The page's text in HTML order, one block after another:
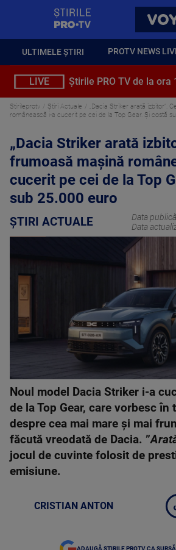
ULTIMELE ȘTIRI PROTV NEWS
LIVE Știrile PRO TV de la ora
Stirileprotv Știri Actuale
„Dacia Striker arată izbitor”.
românească i-a cucerit pe cei de la Top Gear. Și costă
„Dacia Striker arată
frumoasă mașină
cucerit pe cei de la Top
sub 25.000 euro
ȘTIRI ACTUALE Data
Data
Noul model Dacia Striker i-a
de la Top Gear, care vorbesc în
despre cea mai mare și mai
făcută vreodată de Dacia. ”
jocul de cuvinte folosit de
emisiune.
CRISTIAN ANTON